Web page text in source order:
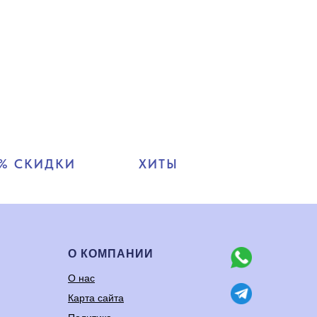
СКИДКИ ХИТЫ
О КОМПАНИИ
О нас
Карта сайта